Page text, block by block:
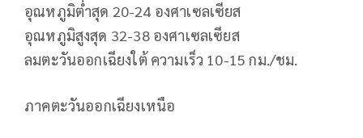
อุณหภูมิต่ำสุด 20-24 องศาเซลเซียส
อุณหภูมิสูงสุด 32-38 องศาเซลเซียส
ลมตะวันออกเฉียงใต้ ความเร็ว 10-15 กม./ชม.
ภาคตะวันออกเฉียงเหนือ